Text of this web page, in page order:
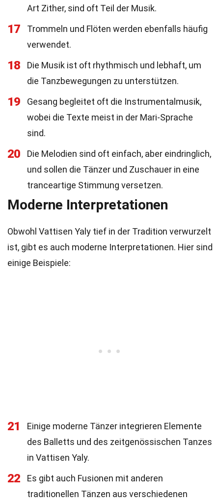
Art Zither, sind oft Teil der Musik.
17
Trommeln und Flöten werden ebenfalls häufig
verwendet.
18
Die Musik ist oft rhythmisch und lebhaft, um
die Tanzbewegungen zu unterstützen.
19
Gesang begleitet oft die Instrumentalmusik,
wobei die Texte meist in der Mari-Sprache
sind.
20
Die Melodien sind oft einfach, aber eindringlich,
und sollen die Tänzer und Zuschauer in eine
tranceartige Stimmung versetzen.
Moderne Interpretationen
Obwohl Vattisen Yaly tief in der Tradition verwurzelt
ist, gibt es auch moderne Interpretationen. Hier sind
einige Beispiele:
21
Einige moderne Tänzer integrieren Elemente
des Balletts und des zeitgenössischen Tanzes
in Vattisen Yaly.
22
Es gibt auch Fusionen mit anderen
traditionellen Tänzen aus verschiedenen